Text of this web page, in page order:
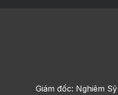
Giám đốc: Nghiêm